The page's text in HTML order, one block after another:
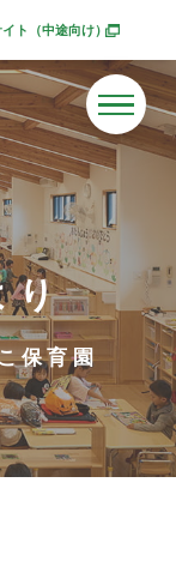
イト（中途向け）
別ウィンドウで開きま
り
保育園